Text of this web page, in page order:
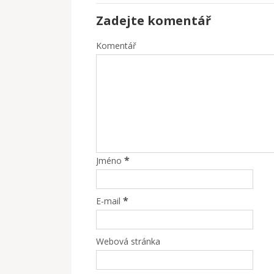
Zadejte komentář
Komentář
Jméno *
E-mail *
Webová stránka